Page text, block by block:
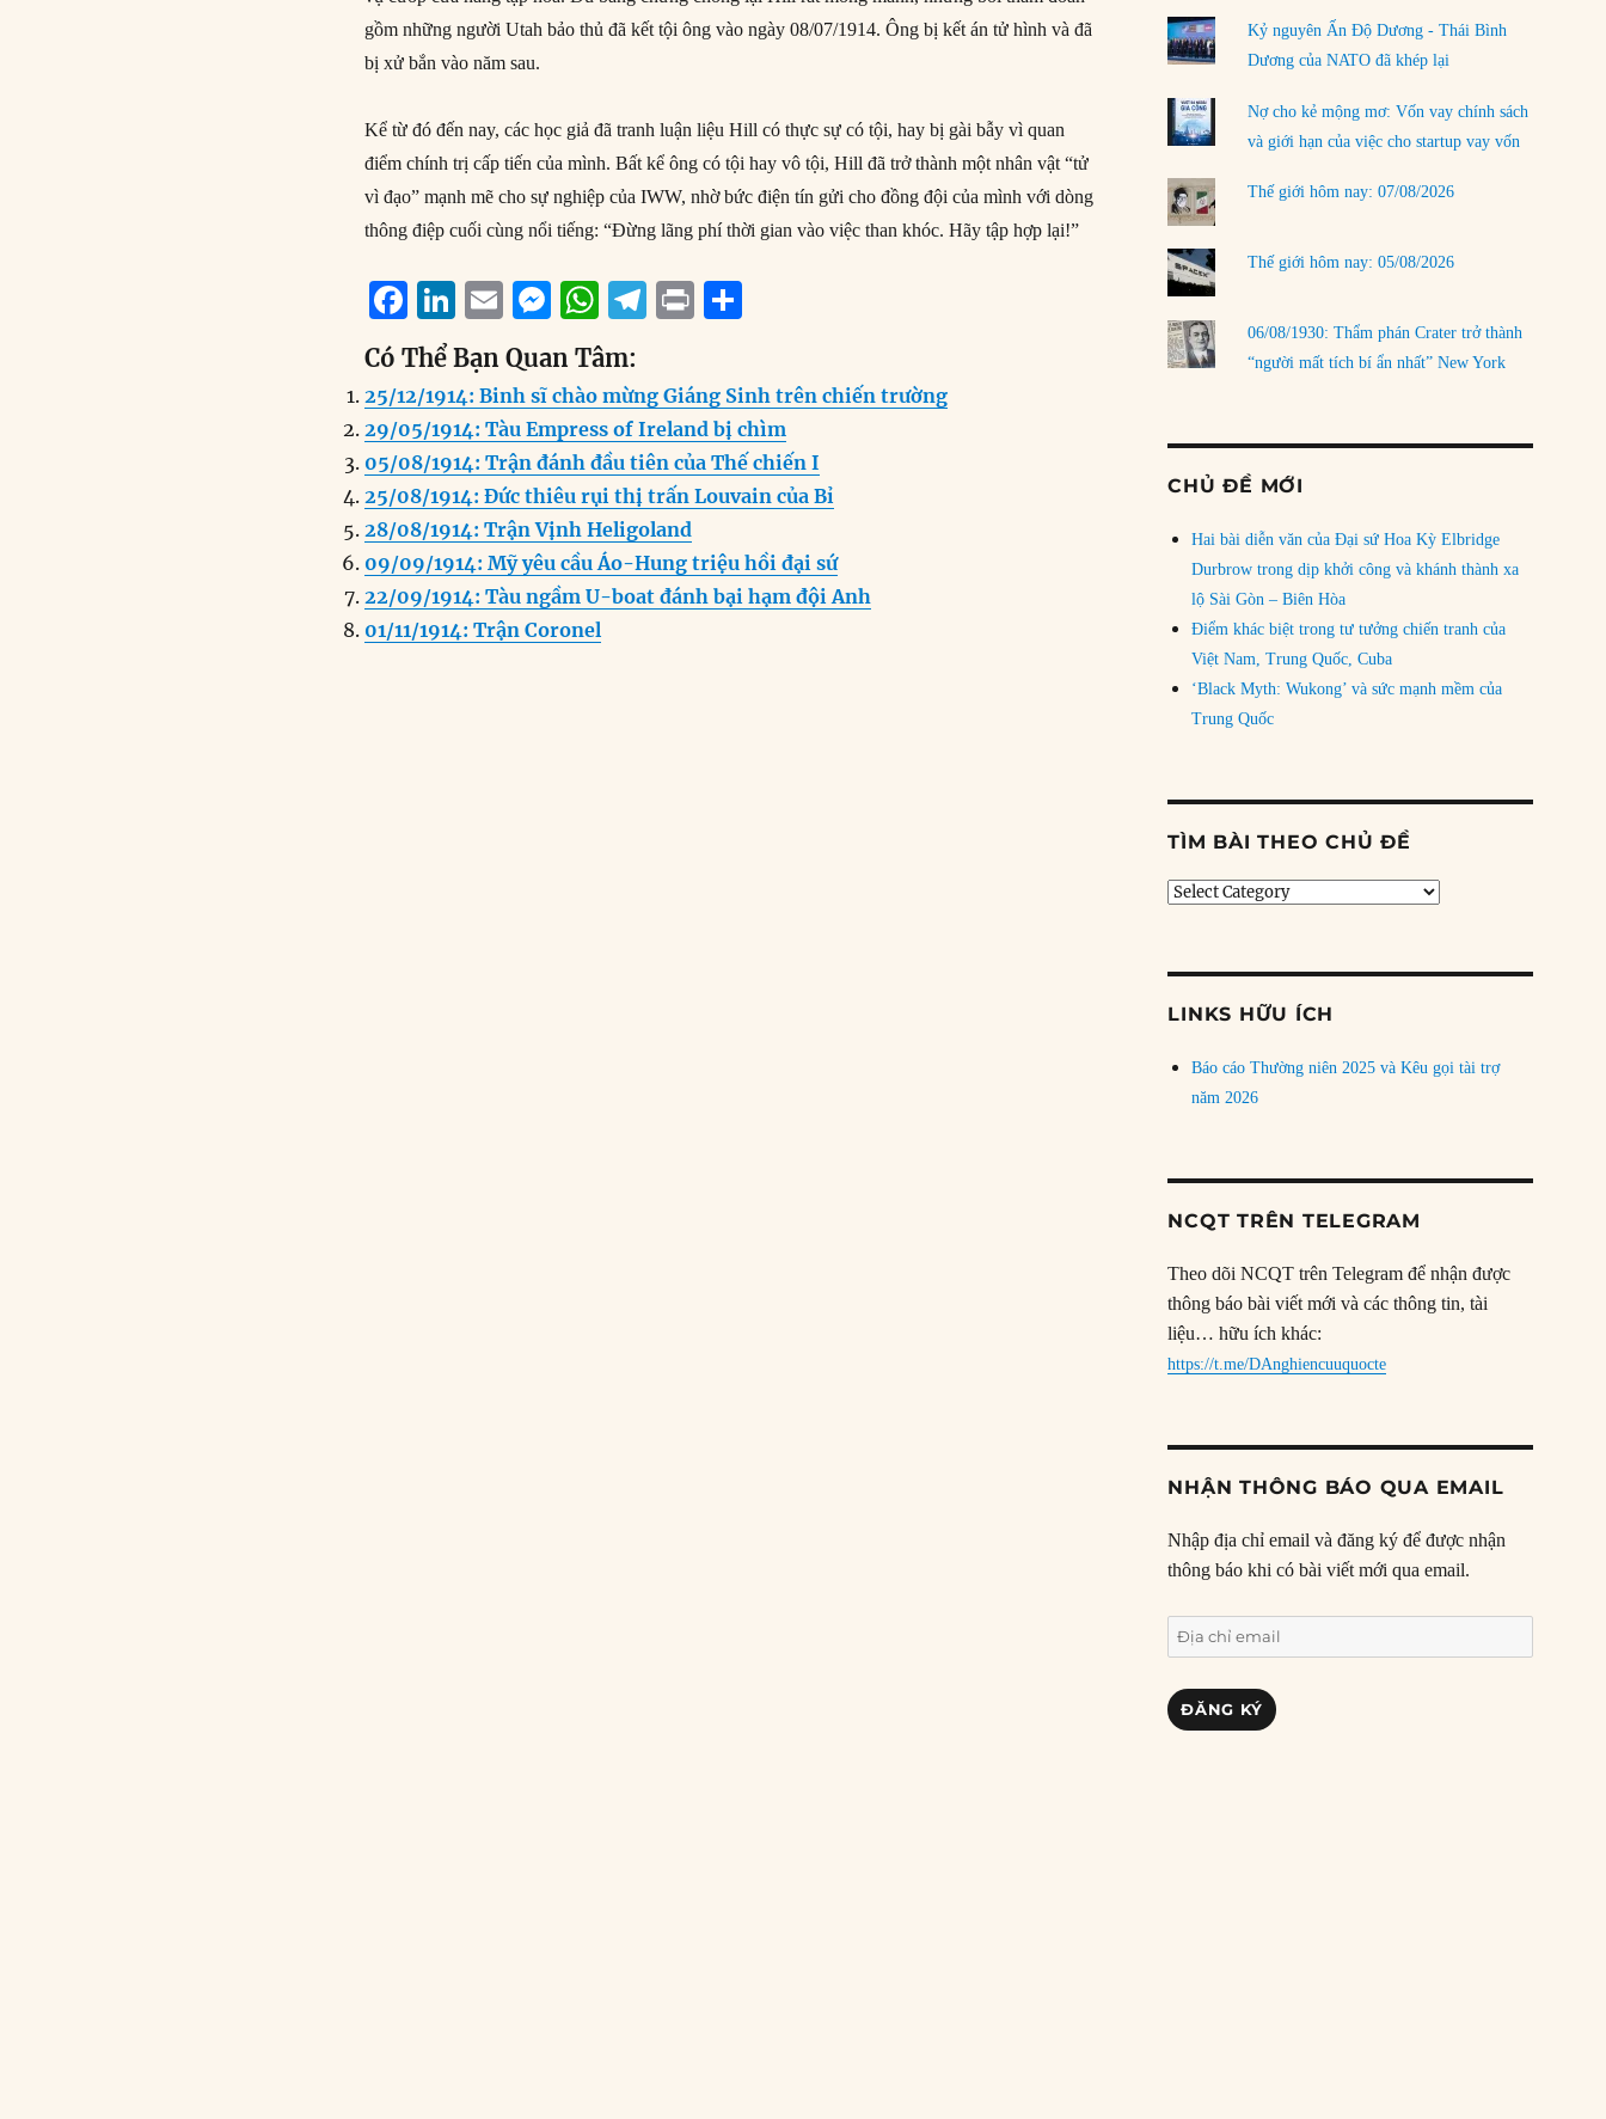
gồm những người Utah bảo thủ đã kết tội ông vào ngày 08/07/1914. Ông bị kết án tử hình và đã
bị xử bắn vào năm sau.
Kể từ đó đến nay, các học giả đã tranh luận liệu Hill có thực sự có tội, hay bị gài bẫy vì quan
điểm chính trị cấp tiến của mình. Bất kể ông có tội hay vô tội, Hill đã trở thành một nhân vật “tử
vì đạo” mạnh mẽ cho sự nghiệp của IWW, nhờ bức điện tín gửi cho đồng đội của mình với dòng
thông điệp cuối cùng nổi tiếng: “Đừng lãng phí thời gian vào việc than khóc. Hãy tập hợp lại!”
F
a
c
e
b
o
o
k
Li
n
k
e
d
I
n
E
m
ai
l
M
ss
e
n
g
er
W
h
at
s
A
p
p
T
e
g
r
a
m
P
t
a
re
Có Thể Bạn Quan Tâm:
25/12/1914: Binh sĩ chào mừng Giáng Sinh trên chiến trường
29/05/1914: Tàu Empress of Ireland bị chìm
05/08/1914: Trận đánh đầu tiên của Thế chiến I
25/08/1914: Đức thiêu rụi thị trấn Louvain của Bỉ
28/08/1914: Trận Vịnh Heligoland
09/09/1914: Mỹ yêu cầu Áo-Hung triệu hồi đại sứ
22/09/1914: Tàu ngầm U-boat đánh bại hạm đội Anh
01/11/1914: Trận Coronel
Kỷ nguyên Ấn Độ Dương - Thái Bình
Dương của NATO đã khép lại
Nợ cho kẻ mộng mơ: Vốn vay chính sách
và giới hạn của việc cho startup vay vốn
Thế giới hôm nay: 07/08/2026
Thế giới hôm nay: 05/08/2026
06/08/1930: Thẩm phán Crater trở thành
“người mất tích bí ẩn nhất” New York
CHỦ ĐỀ MỚI
Hai bài diễn văn của Đại sứ Hoa Kỳ Elbridge
Durbrow trong dịp khởi công và khánh thành xa
lộ Sài Gòn – Biên Hòa
Điểm khác biệt trong tư tưởng chiến tranh của
Việt Nam, Trung Quốc, Cuba
‘Black Myth: Wukong’ và sức mạnh mềm của
Trung Quốc
TÌM BÀI THEO CHỦ ĐỀ
Tìm
chủ
LINKS HỮU ÍCH
Báo cáo Thường niên 2025 và Kêu gọi tài trợ
năm 2026
NCQT TRÊN TELEGRAM
Theo dõi NCQT trên Telegram để nhận được
thông báo bài viết mới và các thông tin, tài
liệu… hữu ích khác:
https://t.me/DAnghiencuuquocte
NHẬN THÔNG BÁO QUA EMAIL
Nhập địa chỉ email và đăng ký để được nhận
thông báo khi có bài viết mới qua email.
Địa
chỉ
email
ĐĂNG KÝ